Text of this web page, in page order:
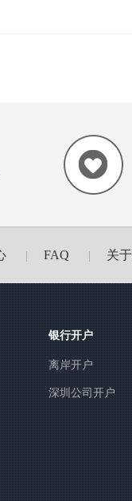
FAQ 关
银行开户
离岸开户
深圳公司开户